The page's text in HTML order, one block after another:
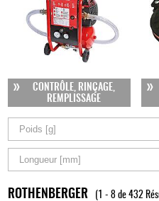
CONTRÔLE, RINÇAGE,
REMPLISSAGE
Poids [g]
Longueur [mm]
ROTHENBERGER (1 - 8 de 432